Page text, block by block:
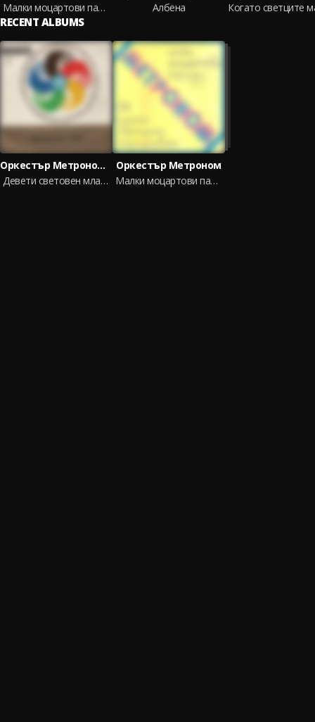
Малки моцартови пародии
Албена
RECENT ALBUMS
Оркестър Метроном, Студио 5
Девети световен младежки фестивал: осма плоча
Оркестър Метроном
Малки моцартови пародии